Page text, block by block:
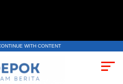
WITH CONTENT